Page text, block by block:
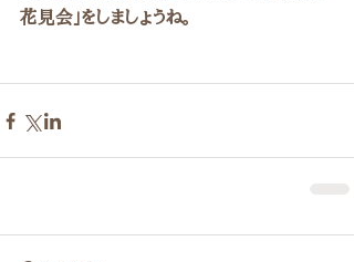
花見会」をしましょうね。